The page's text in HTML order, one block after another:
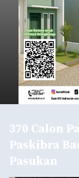
370 Calon
Paskibra
Pasukan